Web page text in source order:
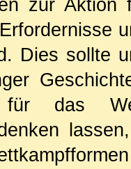
zur Aktion
Dies sollte
das